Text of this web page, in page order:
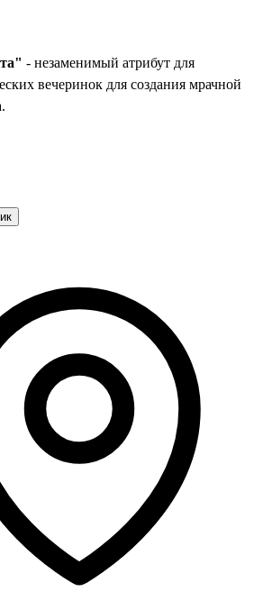
- незаменимый атрибут для
вечеринок для создания мрачной